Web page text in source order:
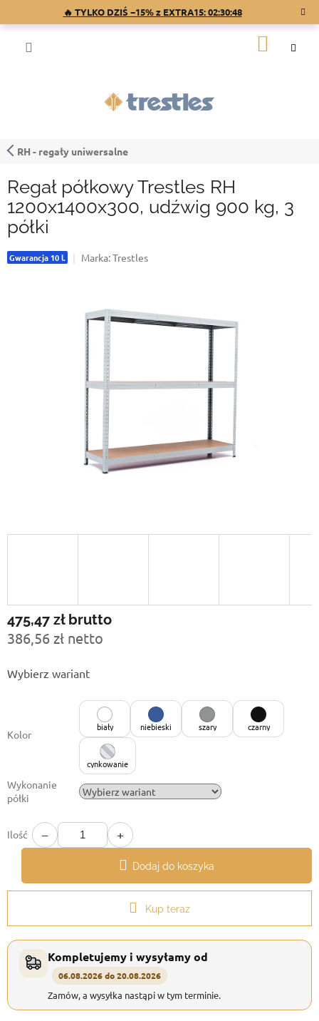
🔥 TYLKO DZIŚ −15% z EXTRA15:02:30:47
RH - regały uniwersalne
Regał półkowy Trestles RH
1200x1400x300, udźwig 900 kg, 3
półki
Gwarancja 10 l. Marka:Trestles
475,47 złbrutto
386,56 zł netto
jednostkowa:
Wybierz wariant
Kolor
biały niebieski szary czarny
cynkowanie
Wykonanie
półki
Ilość − +
Dodaj do koszyka
Kup teraz
Kompletujemy i wysyłamy od
06.08.2026 do 20.08.2026
Zamów, a wysyłka nastąpi w tym terminie.